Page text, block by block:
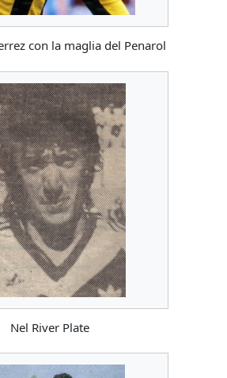
con la maglia del Penarol
Nel River Plate